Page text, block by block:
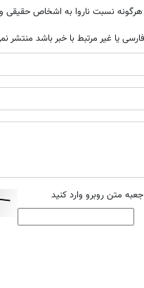
نسبت ناروا به اشخاص حقیقی
یا غیر مرتبط با خبر باشد منتشر
متن روبرو وارد کنید